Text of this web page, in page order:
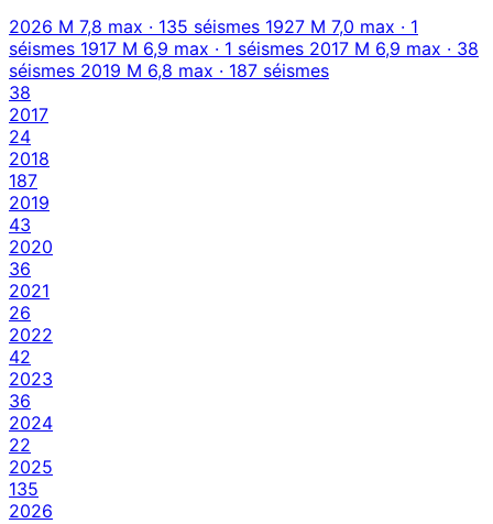
2026 M 7,8 max · 135 séismes 1927 M 7,0 max · 1
séismes 1917 M 6,9 max · 1 séismes 2017 M 6,9 max · 38
séismes 2019 M 6,8 max · 187 séismes
38
2017
24
2018
187
2019
43
2020
36
2021
26
2022
42
2023
36
2024
22
2025
135
2026